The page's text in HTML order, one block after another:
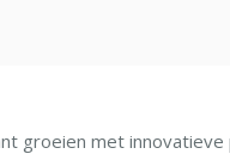
groeien met